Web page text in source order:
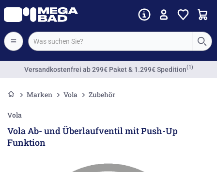
Versandkostenfrei ab 299€ Paket & 1.299€ Spedition(1)
Marken Vola Zubehör
Vola
Vola Ab- und Überlaufventil mit Push-Up
Funktion